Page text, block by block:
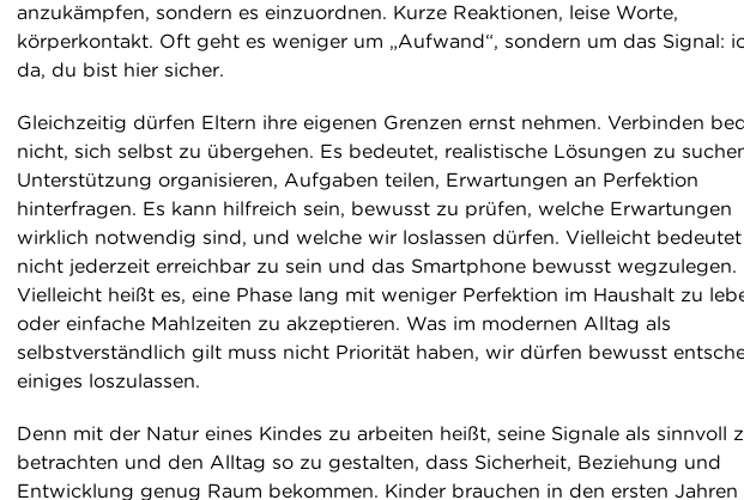
anzukämpfen, sondern es einzuordnen. Kurze Reaktionen, leise Worte,
körperkontakt. Oft geht es weniger um „Aufwand“, sondern um das Signal:
da, du bist hier sicher.
Gleichzeitig dürfen Eltern ihre eigenen Grenzen ernst nehmen. Verbinden
nicht, sich selbst zu übergehen. Es bedeutet, realistische Lösungen zu
Unterstützung organisieren, Aufgaben teilen, Erwartungen an Perfektion
hinterfragen. Es kann hilfreich sein, bewusst zu prüfen, welche Erwartungen
wirklich notwendig sind, und welche wir loslassen dürfen. Vielleicht bedeutet
nicht jederzeit erreichbar zu sein und das Smartphone bewusst wegzulegen.
Vielleicht heißt es, eine Phase lang mit weniger Perfektion im Haushalt zu
oder einfache Mahlzeiten zu akzeptieren. Was im modernen Alltag als
selbstverständlich gilt muss nicht Priorität haben, wir dürfen bewusst
einiges loszulassen.
Denn mit der Natur eines Kindes zu arbeiten heißt, seine Signale als sinnvoll
betrachten und den Alltag so zu gestalten, dass Sicherheit, Beziehung und
Entwicklung genug Raum bekommen. Kinder brauchen in den ersten Jahren